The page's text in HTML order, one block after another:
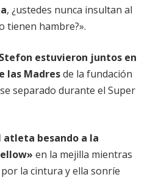
, ¿ustedes nunca insultan al
tienen hambre?».
estuvieron juntos en
las Madresde la fundación
separado durante el Super
atleta besando a la
en la mejilla mientras
la cintura y ella sonríe